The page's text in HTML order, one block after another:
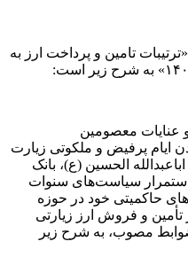
تامین و پرداخت ارز به
عنایات معصومین
ایام پرفیض و ملکوتی زیارت
الحسین (ع)، بانک
سیاست‌های سنوات
حاکمیتی خود در حوزه
تأمین و فروش ارز زیارتی
مصوب، به شرح زیر